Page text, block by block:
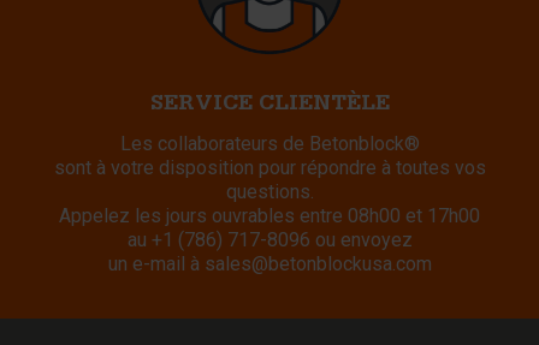
SERVICE CLIENTÈLE
Les collaborateurs de Betonblock®
sont à votre disposition pour répondre à toutes vos
questions.
Appelez les jours ouvrables entre 08h00 et 17h00
au +1 (786) 717-8096 ou envoyez
un e-mail à sales@betonblockusa.com